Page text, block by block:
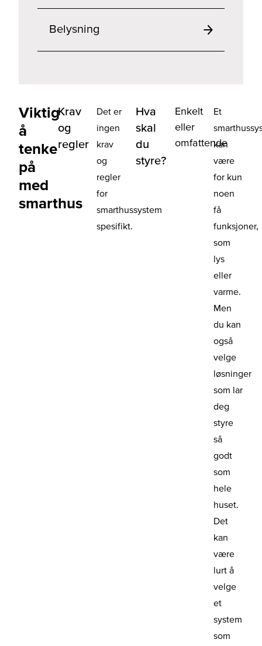
Belysning
Viktig
å
tenke
på
med
smarthus
Krav
og
regler
Det er
ingen
krav
og
regler
for
smarthussystem
spesifikt.
Hva
skal
du
styre?
Enkelt
eller
omfattende
Et
kan
være
for kun
noen
få
funksjoner,
som
lys
eller
varme.
Men
du kan
også
velge
løsninger
som lar
deg
styre
så
godt
som
hele
huset.
Det
kan
være
lurt å
velge
et
system
som